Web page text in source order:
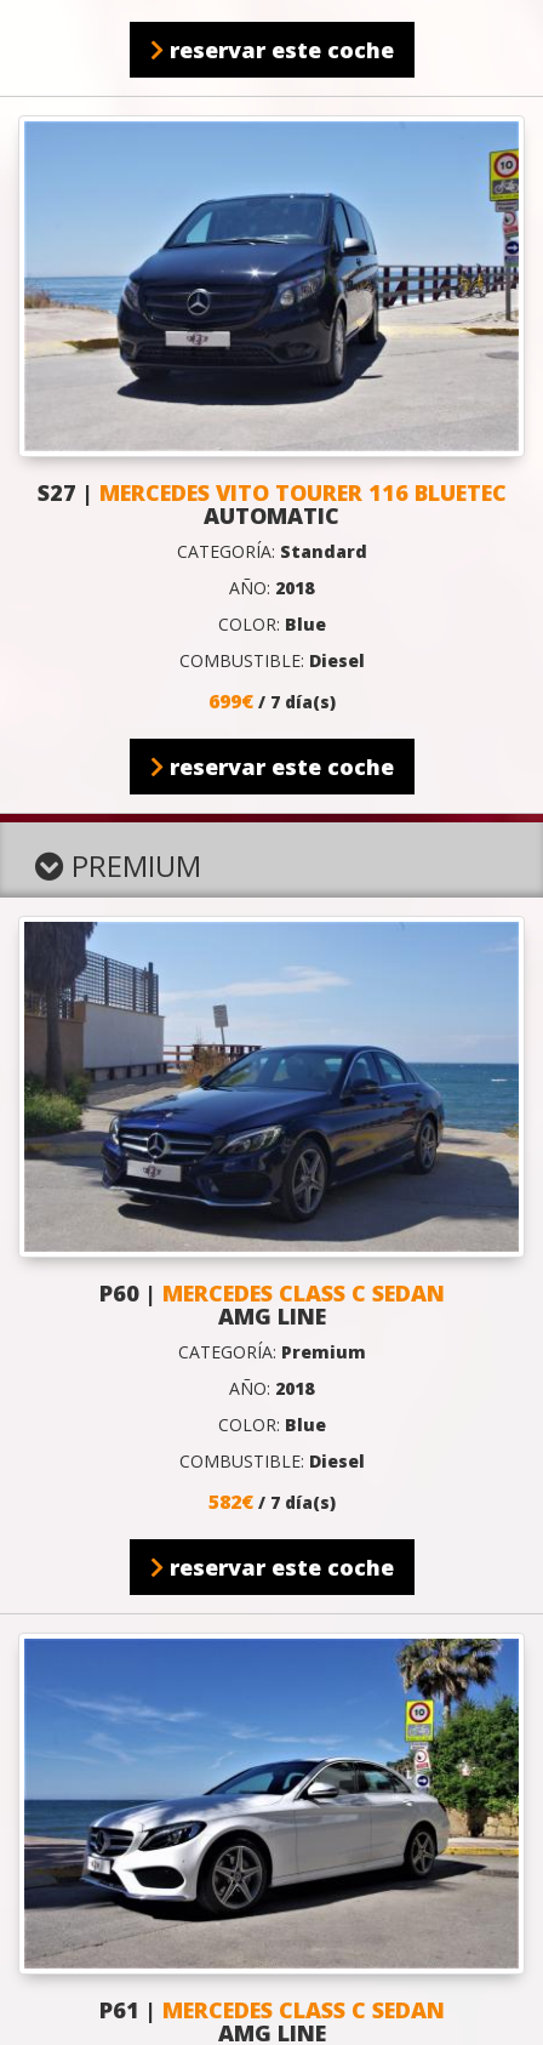
reservar este coche
S27 | MERCEDES VITO TOURER 116 BLUETEC
AUTOMATIC
CATEGORÍA: Standard
AÑO: 2018
COLOR: Blue
COMBUSTIBLE: Diesel
699€ / 7 día(s)
reservar este coche
PREMIUM
P60 | MERCEDES CLASS C SEDAN
AMG LINE
CATEGORÍA: Premium
AÑO: 2018
COLOR: Blue
COMBUSTIBLE: Diesel
582€ / 7 día(s)
reservar este coche
P61 | MERCEDES CLASS C SEDAN
AMG LINE